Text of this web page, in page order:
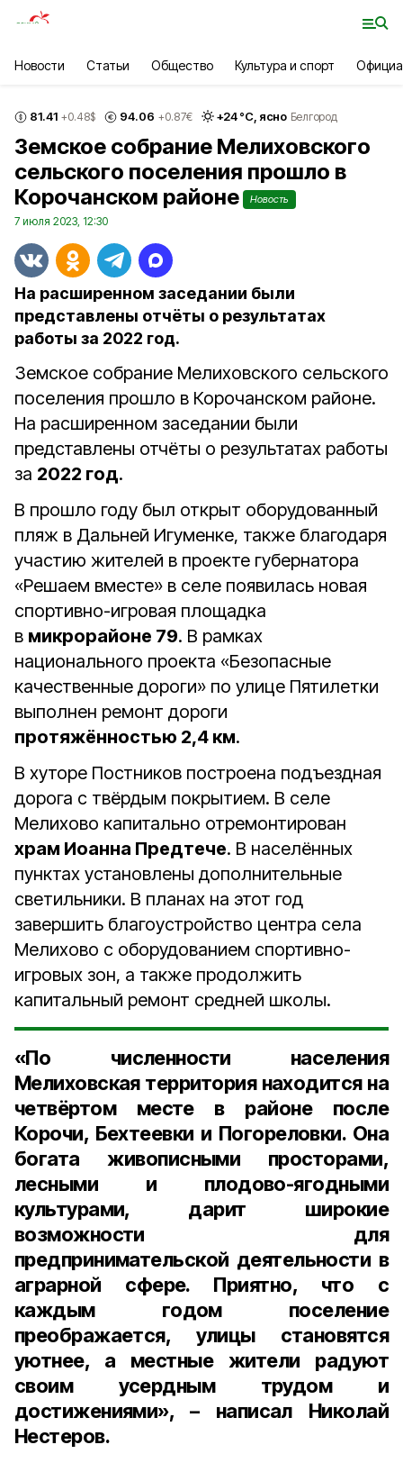
Новости Статьи Общество Культура и спорт
81.41 +0.48$ 94.06 +0.87€ +24°С, ясно Белгород
Земское собрание Мелиховского
сельского поселения прошло в
Корочанском районе
Новость
7 июля 2023, 12:30
На расширенном заседании были
представлены отчёты о результатах
работы за 2022 год.
Земское собрание Мелиховского сельского
поселения прошло в Корочанском районе.
На расширенном заседании были
представлены отчёты о результатах работы
за 2022 год.
В прошло году был открыт оборудованный
пляж в Дальней Игуменке, также благодаря
участию жителей в проекте губернатора
«Решаем вместе» в селе появилась новая
спортивно-игровая площадка
в микрорайоне 79. В рамках
национального проекта «Безопасные
качественные дороги» по улице Пятилетки
выполнен ремонт дороги
протяжённостью 2,4 км.
В хуторе Постников построена подъездная
дорога с твёрдым покрытием. В селе
Мелихово капитально отремонтирован
храм Иоанна Предтече. В населённых
пунктах установлены дополнительные
светильники. В планах на этот год
завершить благоустройство центра села
Мелихово с оборудованием спортивно-
игровых зон, а также продолжить
капитальный ремонт средней школы.
«По численности населения
Мелиховская территория находится на
четвёртом местев районе после
Корочи, Бехтеевки и Погореловки. Она
богата живописными просторами,
лесными и плодово-ягодными
культурами, дарит широкие
возможности для
предпринимательской деятельности в
аграрной сфере. Приятно, что с
каждым годом поселение
преображается, улицы становятся
уютнее, а местные жители радуют
своим усердным трудом и
достижениями», – написал Николай
Нестеров.